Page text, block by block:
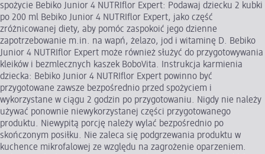
spożycie Bebiko Junior 4 NUTRIflor Expert: Podawaj dziecku 2 kubki
po 200 ml Bebiko Junior 4 NUTRIflor Expert, jako część
zróżnicowanej diety, aby pomóc zaspokoić jego dzienne
zapotrzebowanie m.in. na wapń, żelazo, jod i witaminę D. Bebiko
Junior 4 NUTRIflor Expert może również służyć do przygotowywania
kleików i bezmlecznych kaszek BoboVita. Instrukcja karmienia
dziecka: Bebiko Junior 4 NUTRIflor Expert powinno być
przygotowane zawsze bezpośrednio przed spożyciem i
wykorzystane w ciągu 2 godzin po przygotowaniu. Nigdy nie należy
używać ponownie niewykorzystanej części przygotowanego
produktu. Niewypitą porcję należy wylać bezpośrednio po
skończonym posiłku. Nie zaleca się podgrzewania produktu w
kuchence mikrofalowej ze względu na zagrożenie oparzeniem.